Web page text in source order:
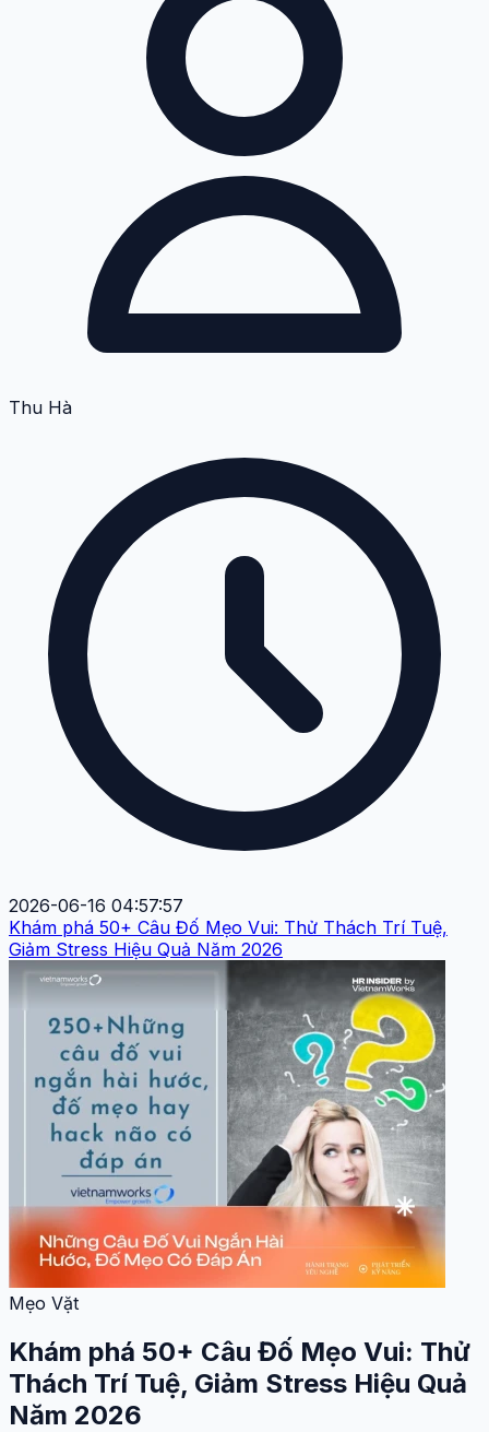
Thu Hà
2026-06-16 04:57:57
Khám phá 50+ Câu Đố Mẹo Vui: Thử Thách Trí Tuệ,
Giảm Stress Hiệu Quả Năm 2026
Mẹo Vặt
Khám phá 50+ Câu Đố Mẹo Vui: Thử
Thách Trí Tuệ, Giảm Stress Hiệu Quả
Năm 2026